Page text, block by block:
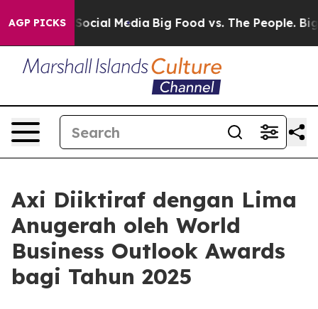
AGP PICKSon Social Media Big Food vs. The People. Big
Axi Diiktiraf dengan Lima
Anugerah oleh World
Business Outlook Awards
bagi Tahun 2025